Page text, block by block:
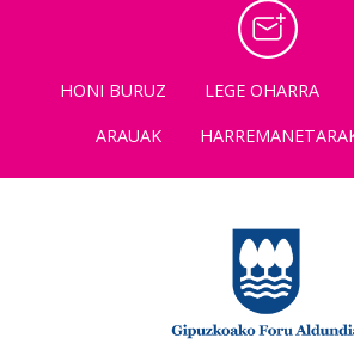
HONI BURUZ LEGE OHARRA
ARAUAK